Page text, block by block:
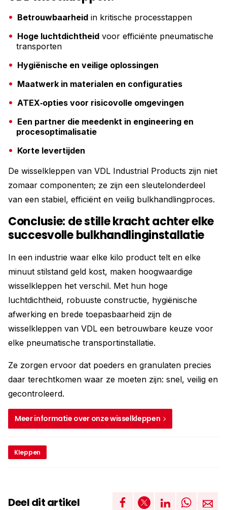
Betrouwbaarheid in kritische processtappen
Hoge luchtdichtheid voor efficiënte pneumatische
transporten
Hygiënische en veilige oplossingen
Maatwerk in materialen en configuraties
ATEX‑opties voor risicovolle omgevingen
Een partner die meedenkt in engineering en
procesoptimalisatie
Korte levertijden
De wisselkleppen van VDL Industrial Products zijn niet
zomaar componenten; ze zijn een sleutelonderdeel
van een stabiel, efficiënt en veilig bulkhandlingproces.
Conclusie: de stille kracht achter elke
succesvolle bulkhandlinginstallatie
In een industrie waar elke kilo product telt en elke
minuut stilstand geld kost, maken hoogwaardige
wisselkleppen het verschil. Met hun hoge
luchtdichtheid, robuuste constructie, hygiënische
afwerking en brede toepasbaarheid zijn de
wisselkleppen van VDL een betrouwbare keuze voor
elke pneumatische transportinstallatie.
Ze zorgen ervoor dat poeders en granulaten precies
daar terechtkomen waar ze moeten zijn: snel, veilig en
gecontroleerd.
Meer informatie over onze wisselkleppen
Kleppen
Deel dit artikel